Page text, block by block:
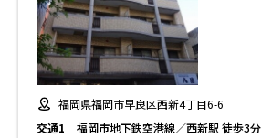
福岡県福岡市早良区西新4丁目6-6
交通1
福岡市地下鉄空港線／西新駅 徒歩3分